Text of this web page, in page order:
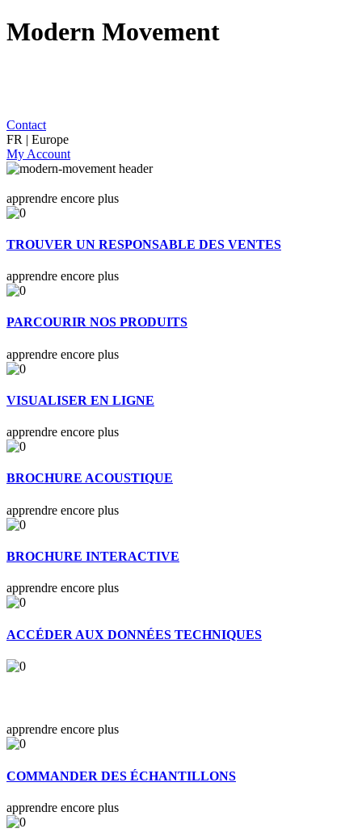
Modern Movement
Contact
FR | Europe
My Account
apprendre encore plus
TROUVER UN RESPONSABLE DES VENTES
apprendre encore plus
PARCOURIR NOS PRODUITS
apprendre encore plus
VISUALISER EN LIGNE
apprendre encore plus
BROCHURE ACOUSTIQUE
apprendre encore plus
BROCHURE INTERACTIVE
apprendre encore plus
ACCÉDER AUX DONNÉES TECHNIQUES
apprendre encore plus
COMMANDER DES ÉCHANTILLONS
apprendre encore plus